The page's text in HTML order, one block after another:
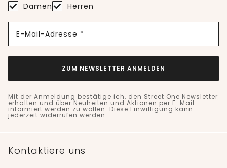
Damen Herren
E-Mail-Adresse *
ZUM NEWSLETTER ANMELDEN
Mit der Anmeldung bestätige ich, den Street One Newsletter
erhalten und über Neuheiten und Aktionen per E-Mail
informiert werden zu wollen. Diese Einwilligung kann
jederzeit widerrufen werden.
Kontaktiere uns